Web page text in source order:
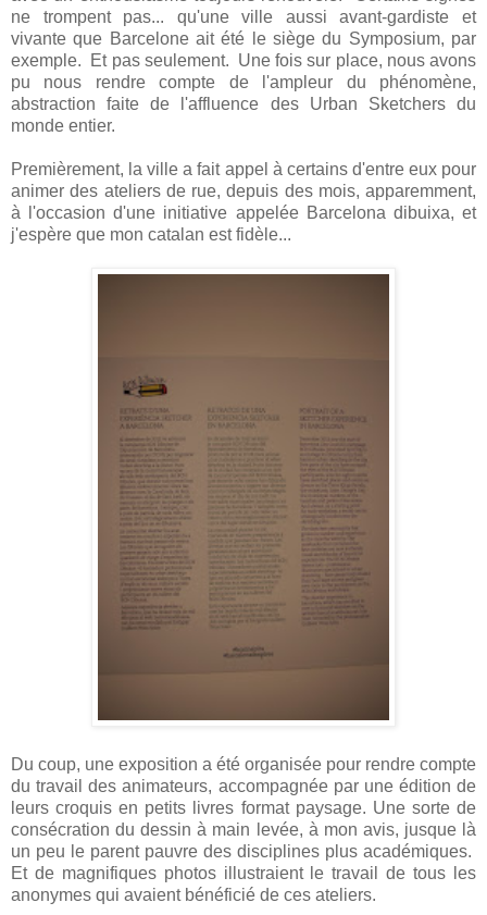
ne trompent pas... qu'une ville aussi avant-gardiste et
vivante que Barcelone ait été le siège du Symposium, par
exemple. Et pas seulement. Une fois sur place, nous avons
pu nous rendre compte de l'ampleur du phénomène,
abstraction faite de l'affluence des Urban Sketchers du
monde entier.
Premièrement, la ville a fait appel à certains d'entre eux pour
animer des ateliers de rue, depuis des mois, apparemment,
à l'occasion d'une initiative appelée Barcelona dibuixa, et
j'espère que mon catalan est fidèle...
Du coup, une exposition a été organisée pour rendre compte
du travail des animateurs, accompagnée par une édition de
leurs croquis en petits livres format paysage. Une sorte de
consécration du dessin à main levée, à mon avis, jusque là
un peu le parent pauvre des disciplines plus académiques.
Et de magnifiques photos illustraient le travail de tous les
anonymes qui avaient bénéficié de ces ateliers.